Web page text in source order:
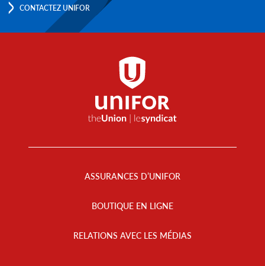
CONTACTEZ UNIFOR
ASSURANCES D’UNIFOR
BOUTIQUE EN LIGNE
RELATIONS AVEC LES MÉDIAS